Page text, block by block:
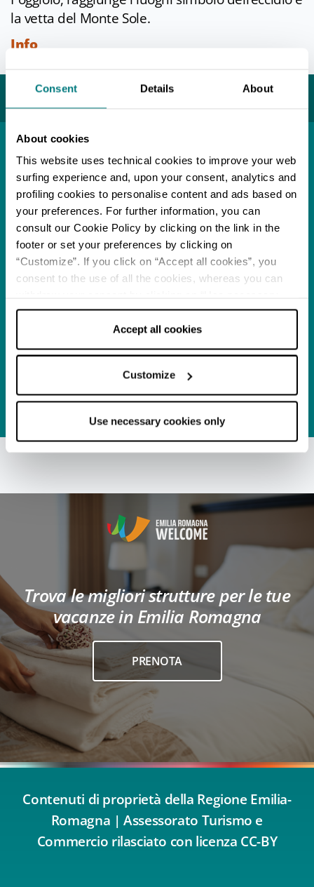
Consent Details About
About cookies
This website uses technical cookies to improve your web
surfing experience and, upon your consent, analytics and
profiling cookies to personalise content and ads based on
your preferences. For further information, you can
consult our Cookie Policy by clicking on the link in the
footer or set your preferences by clicking on
“Customize”. If you click on “Accept all cookies”, you
consent to the use of all the cookies, whereas you can
cookies only” and only the technical cookies for the
correct functioning of the website will be used.
Accept all cookies
Customize
Use necessary cookies only
la vetta del Monte Sole.
Info
Potrebbe interessarti...
Località
Marzabotto
APPROFONDISCI
Itinerario
I segreti della terra nel
bolognese
Il foliage
nell’Appennino
Bolognese
APPROFONDISCI
Trova le migliori strutture per le tue
vacanze in Emilia Romagna
PRENOTA
Contenuti di proprietà della Regione Emilia-
Romagna | Assessorato Turismo e
Commercio rilasciato con licenza CC-BY